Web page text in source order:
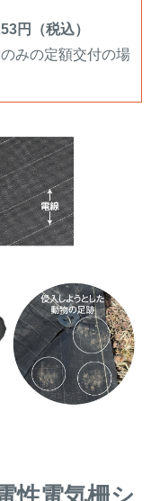
円（税込）
みの定額交付の場